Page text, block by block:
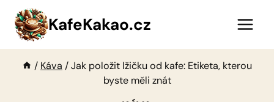
Přeskočit
obsah
KafeKakao.cz
/ Káva /Jak položit lžičku od kafe: Etiketa, kterou
byste měli znát